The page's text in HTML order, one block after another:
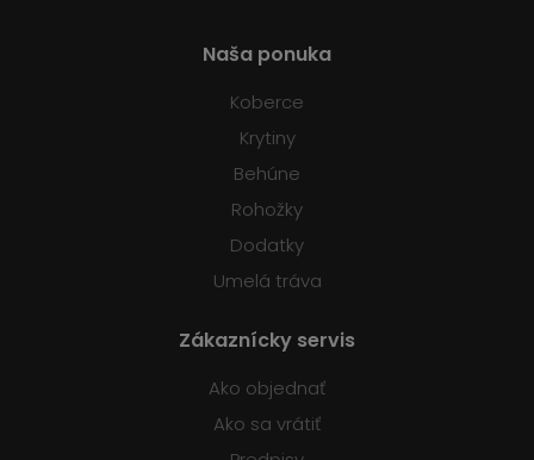
Naša ponuka
Koberce
Krytiny
Behúne
Rohožky
Dodatky
Umelá tráva
Zákaznícky servis
Ako objednať
Ako sa vrátiť